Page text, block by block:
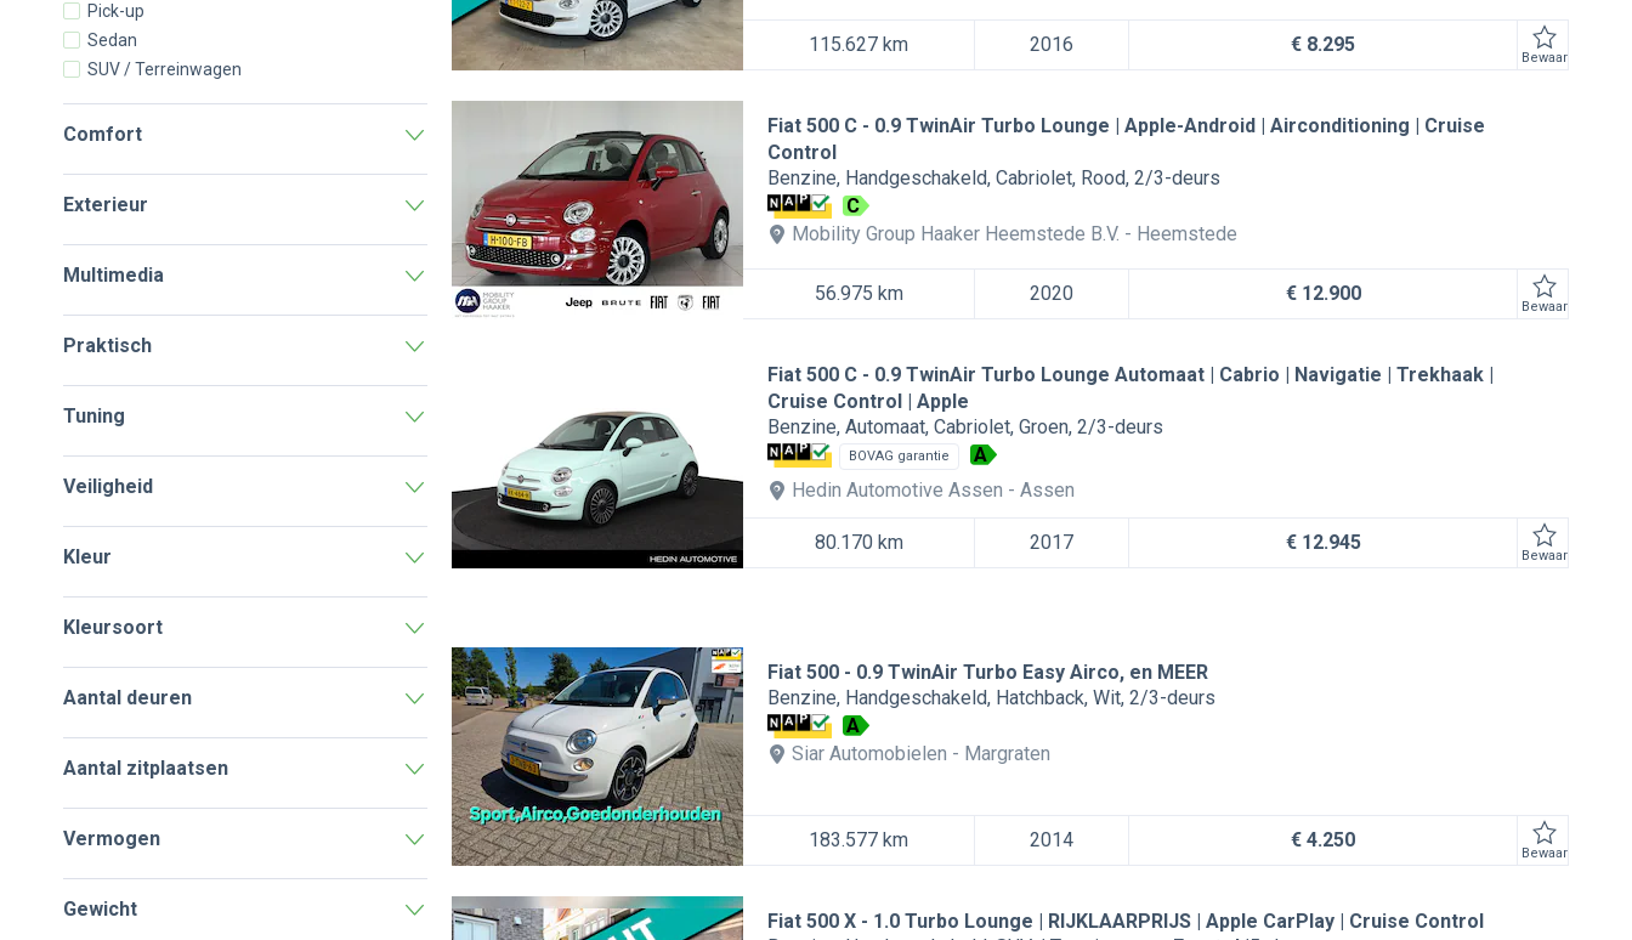
Pick-up
Sedan
SUV / Terreinwagen
Comfort
Exterieur
Multimedia
Praktisch
Tuning
Veiligheid
Kleur
Kleursoort
Aantal deuren
Aantal zitplaatsen
Vermogen
Gewicht
115.627 km 2016 € 8.295
Bewaar
Fiat 500 C
0.9 TwinAir Turbo Lounge | Apple-Android | Airconditioning | Cruise
Control
Benzine Handgeschakeld Cabriolet Rood 2/3-deurs
C
Mobility Group Haaker Heemstede B.V.
Heemstede
56.975 km 2020 € 12.900
Bewaar
Fiat 500 C
0.9 TwinAir Turbo Lounge Automaat | Cabrio | Navigatie | Trekhaak |
Cruise Control | Apple
Benzine Automaat Cabriolet Groen 2/3-deurs
BOVAG garantie
A
Hedin Automotive Assen
Assen
80.170 km 2017 € 12.945
Bewaar
Fiat 500
0.9 TwinAir Turbo Easy Airco, en MEER
Benzine Handgeschakeld Hatchback Wit 2/3-deurs
A
Siar Automobielen
Margraten
183.577 km 2014 € 4.250
Bewaar
Fiat 500 X
1.0 Turbo Lounge | RIJKLAARPRIJS | Apple CarPlay | Cruise Control